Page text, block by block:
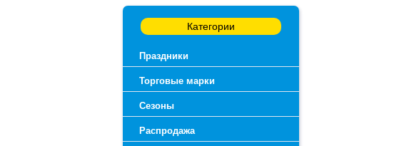
Категории
Праздники
Торговые марки
Сезоны
Распродажа